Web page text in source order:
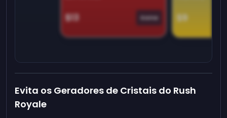
$13 Game $9
Evita os Geradores de Cristais do Rush
Royale